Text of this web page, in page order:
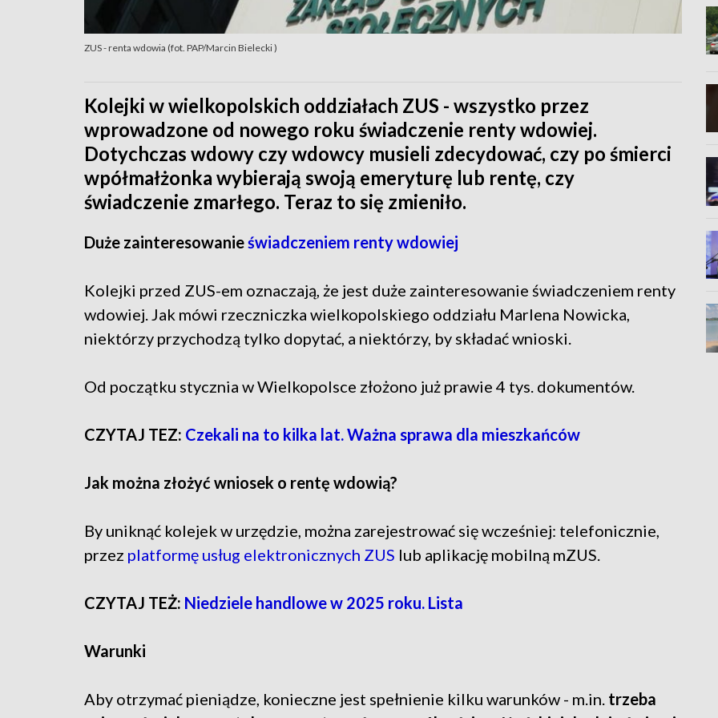
ZUS - renta wdowia (fot. PAP/Marcin Bielecki )
Kolejki w wielkopolskich oddziałach ZUS - wszystko przez
wprowadzone od nowego roku świadczenie renty wdowiej.
Dotychczas wdowy czy wdowcy musieli zdecydować, czy po śmierci
wpółmałżonka wybierają swoją emeryturę lub rentę, czy
świadczenie zmarłego. Teraz to się zmieniło.
Duże zainteresowanieświadczeniem renty wdowiej
Kolejki przed ZUS-em oznaczają, że jest duże zainteresowanie świadczeniem renty
wdowiej. Jak mówi rzeczniczka wielkopolskiego oddziału Marlena Nowicka,
niektórzy przychodzą tylko dopytać, a niektórzy, by składać wnioski.
Od początku stycznia w Wielkopolsce złożono już prawie 4 tys. dokumentów.
CZYTAJ TEZ: Czekali na to kilka lat. Ważna sprawa dla mieszkańców
Jak można złożyć wniosek o rentę wdowią?
By uniknąć kolejek w urzędzie, można zarejestrować się wcześniej: telefonicznie,
przez platformę usług elektronicznych ZUS lub aplikację mobilną mZUS.
CZYTAJ TEŻ: Niedziele handlowe w 2025 roku. Lista
Warunki
Aby otrzymać pieniądze, konieczne jest spełnienie kilku warunków - m.in. trzeba